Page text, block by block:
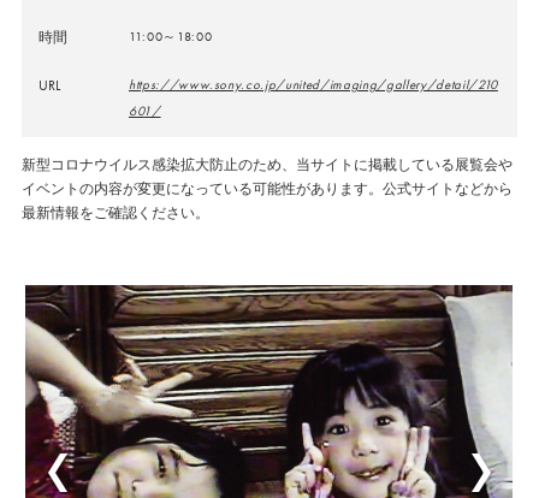
時間 11:00～18:00
URL
https://www.sony.co.jp/united/imaging/gallery/detail/210
601/
新型コロナウイルス感染拡大防止のため、当サイトに掲載している展覧会や
イベントの内容が変更になっている可能性があります。公式サイトなどから
最新情報をご確認ください。